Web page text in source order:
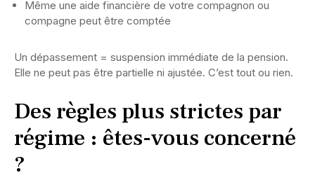
Même une aide financière de votre compagnon ou
compagne peut être comptée
Un dépassement = suspension immédiate de la pension.
Elle ne peut pas être partielle ni ajustée. C’est tout ou rien.
Des règles plus strictes par
régime : êtes-vous concerné
?